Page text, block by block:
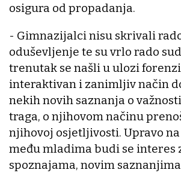
osigura od propadanja.
- Gimnazijalci nisu skrivali
oduševljenje te su vrlo rado
trenutak se našli u ulozi
interaktivan i zanimljiv način
nekih novih saznanja o
traga, o njihovom načinu
njihovoj osjetljivosti. Upravo na
među mladima budi se interes
spoznajama, novim